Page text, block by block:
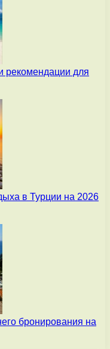
рекомендации для
в Турции на 2026
бронирования на